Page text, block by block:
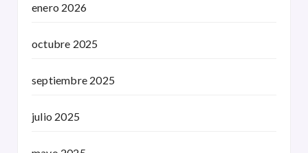
enero 2026
octubre 2025
septiembre 2025
julio 2025